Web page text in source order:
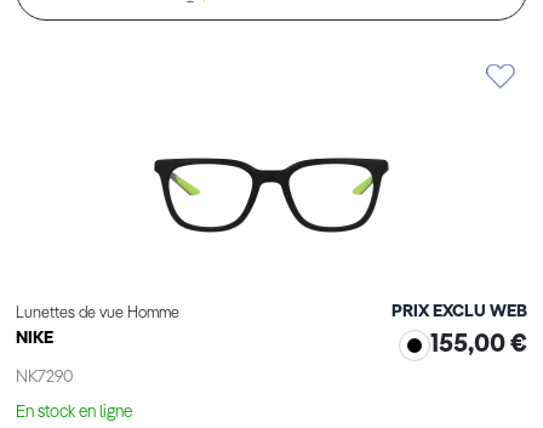
Lunettes de vue Homme
NIKE
NK7290
PRIX EXCLU WEB
155,00 €
En stock en ligne